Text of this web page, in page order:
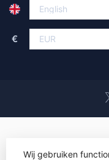
€
Wij gebruiken